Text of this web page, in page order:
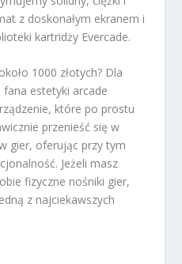
z doskonałym ekranem i
kartridży Evercade.
1000 złotych? Dla
estetyki arcade
które po prostu
przenieść się w
gier, oferując przy tym
Jeżeli masz
fizyczne nośniki gier,
z najciekawszych